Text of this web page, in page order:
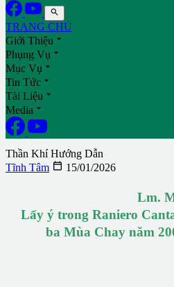

TRANG CHỦ
Giới Thiệu 
Phụng Vụ 
Mục Vụ 
Tin Tức 
Tài Liệu 
Media 
Thần Khí Hướng Dẫn
Tĩnh Tâm  15/01/2026
Lm.
Lấy ý trong Raniero
ba Mùa Chay năm